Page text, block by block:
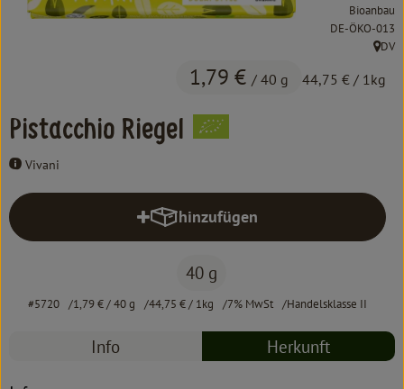
Kochen & Backen
Haushalt
Einkaufen
Erleben
Pistacchio Riegel
Vivani
1,79 € / 40 g 44,75 € / 1kg
Bioanbau
, Kontrollstelle:
DE-ÖKO-013
,DV
hinzufügen
Produkt zum Warenkorb
40 g
#5720 1,79 €/ 40 g 44,75 €/ 1kg 7% MwSt Handelsklasse II
Info Herkunft